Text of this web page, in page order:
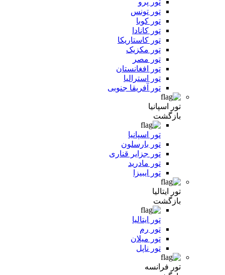
تور پرو
تور تونس
تور کوبا
تور کانادا
تور کاستاریکا
تور مکزیک
تور مصر
تور افغانستان
تور استرالیا
تور آفریقا جنوبی
تور اسپانیا
بازگشت
تور اسپانیا
تور بارسلون
تور جزایر قناری
تور مادرید
تور ایبیزا
تور ایتالیا
بازگشت
تور ایتالیا
تور رم
تور میلان
تور ناپل
تور فرانسه